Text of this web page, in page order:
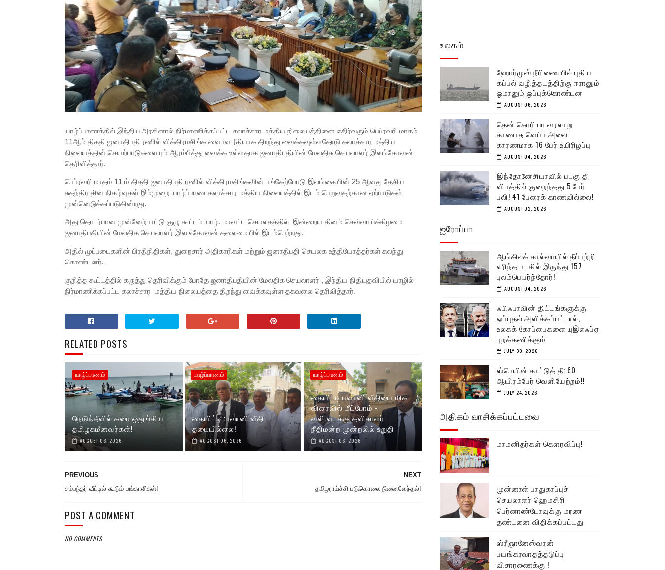
யாழ்ப்பாணத்தில் இந்திய அரசினால் நிர்மாணிக்கப்பட்ட கலாச்சார மத்திய நிலையத்தினை எதிர்வரும் பெப்ரவரி மாதம்
11ஆம் திகதி ஜனாதிபதி ரணில் விக்கிரமசிங்க வைபவ ரீதியாக திறந்து வைக்கவுள்ளதோடு கலாச்சார மத்திய
நிலையத்தின் செயற்பாடுகளையும் ஆரம்பித்து வைக்க உள்ளதாக ஜனாதிபதியின் மேலதிக செயலாளர் இளங்கோவன்
தெரிவித்தார்.
பெப்ரவரி மாதம் 11 ம் திகதி ஐனாதிபதி ரணில் விக்கிரமசிங்கவின் பங்கேற்போடு இலங்கையின் 25 ஆவது தேசிய
சுதந்திர தின நிகழ்வுகள் இம்முறை யாழ்ப்பாண கலாச்சார மத்திய நிலையத்தில் இடம் பெறுவதற்கான ஏற்பாடுகள்
முன்னெடுக்கப்படுகின்றது.
அது தொடர்பான முன்னேற்பாட்டு குழு கூட்டம் யாழ். மாவட்ட செயலகத்தில் இன்றைய தினம் செவ்வாய்க்கிழமை
ஜனாதிபதியின் மேலதிக செயலாளர் இளங்கோவன் தலைமையில் இடம்பெற்றது.
அதில் முப்படைகளின் பிரதிநிதிகள், துறைசார் அதிகாரிகள் மற்றும் ஜனாதிபதி செயலக உத்தியோத்தர்கள் கலந்து
கொண்டனர்.
குறித்த கூட்டத்தில் கருத்து தெரிவிக்கும் போதே ஜனாதிபதியின் மேலதிக செயலாளர் , இந்திய நிதியுதவியில் யாழில்
நிர்மாணிக்கப்பட்ட கலாச்சார மத்திய நிலையத்தை திறந்து வைக்கவுள்ள தகவலை தெரிவித்தார்.
RELATED POSTS
யாழ்ப்பாணம்
நெடுந்தீவில் கரை ஒதுங்கிய
தமிழகமீனவர்கள்!
AUGUST 06, 2026
யாழ்ப்பாணம்
தையிட்டி :பவானி வீதி
தடையில்லை!
AUGUST 06, 2026
யாழ்ப்பாணம்
தையிட்டி பவானி வீதியை மிக
விரைவில் மீட்போம் -
வலி.வடக்கு தவிசாளர்
நீதிமன்ற முன்றலில் உறுதி
AUGUST 06, 2026
NEXT
தமிழராய்ச்சி படுகொலை நினைவேந்தல்!
PREVIOUS
சம்பந்தர் வீட்டில் கூடும் பங்காளிகள்!
POST A COMMENT
NO COMMENTS
உலகம்
ஹோர்முஸ் நீரிணையில் புதிய
கப்பல் வழித்தடத்திற்கு ஈரானும்
ஓமானும் ஒப்புக்கொண்டன
AUGUST 06, 2026
தென் கொரியா வரலாறு
காணாத வெப்ப அலை
காரணமாக 16 பேர் உயிரிழப்பு
AUGUST 04, 2026
இந்தோனேசியாவில் படகு தீ
விபத்தில் குறைந்தது 5 பேர்
பலி! 41 பேரைக் காணவில்லை!
AUGUST 02, 2026
ஐரோப்பா
ஆங்கிலக் கால்வாயில் தீப்பற்றி
எரிந்த படகில் இருந்து 157
புலம்பெயர்ந்தோர்!
AUGUST 04, 2026
ஃபிஃபாவின் திட்டங்களுக்கு
ஒப்புதல் அளிக்கப்பட்டால்,
உலகக் கோப்பைகளை யுஇஎஃப்ஏ
புறக்கணிக்கும்
JULY 30, 2026
ஸ்பெயின் காட்டுத் தீ: 60
ஆயிரம்பேர் வெளியேற்றம்!!
JULY 24, 2026
அதிகம் வாசிக்கப்பட்டவை
மாமனிதர்கள் கௌரவிப்பு!
முன்னாள் பாதுகாப்புச்
செயலாளர் ஹெமசிரி
பெர்னாண்டோவுக்கு மரண
தண்டனை விதிக்கப்பட்டது
ஸ்ரீஞானேஸ்வரன்
பயங்கரவாதத்தடுப்பு
விசாரணைக்கு !